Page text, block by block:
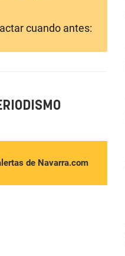
cuando antes:
de Navarra.com